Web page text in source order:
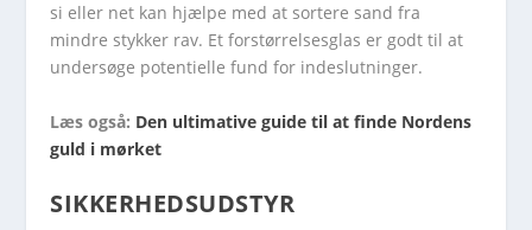
si eller net kan hjælpe med at sortere sand fra
mindre stykker rav. Et forstørrelsesglas er godt til at
undersøge potentielle fund for indeslutninger.
Læs også: Den ultimative guide til at finde Nordens
guld i mørket
SIKKERHEDSUDSTYR